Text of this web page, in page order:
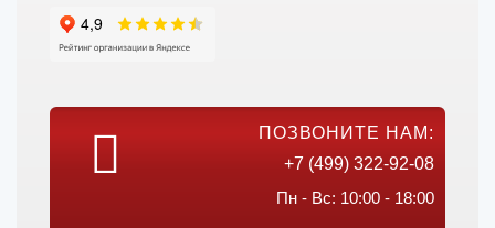
ПОЗВОНИТЕ НАМ:
+7 (499) 322-92-08
Пн - Вс: 10:00 - 18:00